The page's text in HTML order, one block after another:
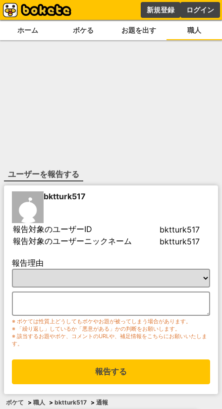
新規登録 ログイン
ホーム ボケる お題を出す 職人
ユーザーを報告する
bktturk517
報告対象のユーザーID
bktturk517
報告対象のユーザーニックネーム
bktturk517
報告理由
※ ボケては性質上どうしてもボケやお題が被ってしまう場合があります。
※ 「繰り返し」しているか「悪意がある」かの判断をお願いします。
※ 該当するお題やボケ、コメントのURLや、補足情報をこちらにお願いいたしま
す。
報告する
ボケて > 職人 > bktturk517 > 通報